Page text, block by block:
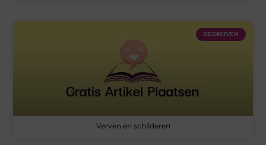
BEDRIJVEN
Verven en schilderen